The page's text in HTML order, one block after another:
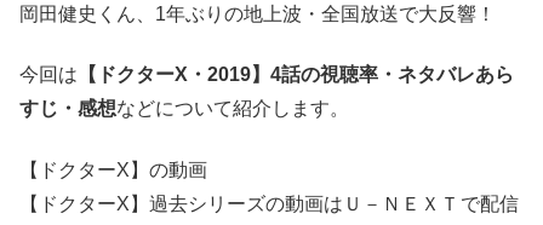
岡田健史くん、1年ぶりの地上波・全国放送で大反響！
今回は 【ドクターX・2019】4話の視聴率・ネタバレあら
すじ・感想などについて紹介します。
【ドクターX】の動画
【ドクターX】過去シリーズの動画は Ｕ－ＮＥＸＴ で配信